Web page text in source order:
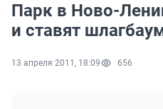
Парк в Ново-
и ставят
13 апреля 2011, 18:09 656